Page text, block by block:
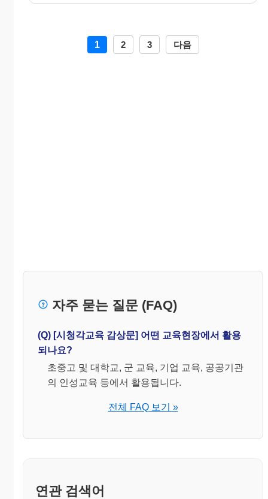
1 2 3 다음
자주 묻는 질문 (FAQ)
(Q) [시청각교육 감상문] 어떤 교육현장에서 활용
되나요?
초중고 및 대학교, 군 교육, 기업 교육, 공공기관
의 인성교육 등에서 활용됩니다.
전체 FAQ 보기 »
연관 검색어